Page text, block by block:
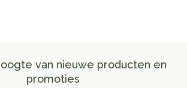
van nieuwe producten en
promoties